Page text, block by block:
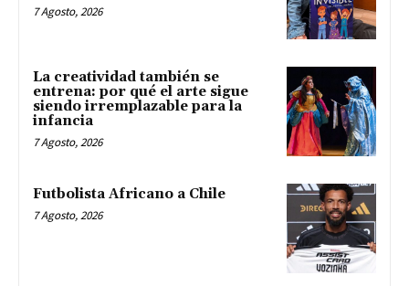
7 Agosto, 2026
La creatividad también se
entrena: por qué el arte sigue
siendo irremplazable para la
infancia
7 Agosto, 2026
Futbolista Africano a Chile
7 Agosto, 2026